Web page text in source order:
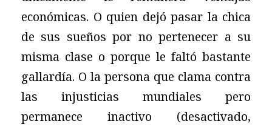
económicas. O quien dejó pasar la chica
de sus sueños por no pertenecer a su
misma clase o porque le faltó bastante
gallardía. O la persona que clama contra
las injusticias mundiales pero
permanece inactivo (desactivado,